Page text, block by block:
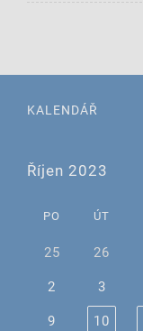
KALENDÁŘ
Říjen 2023
PO ÚT
25 26
2
3
9
10